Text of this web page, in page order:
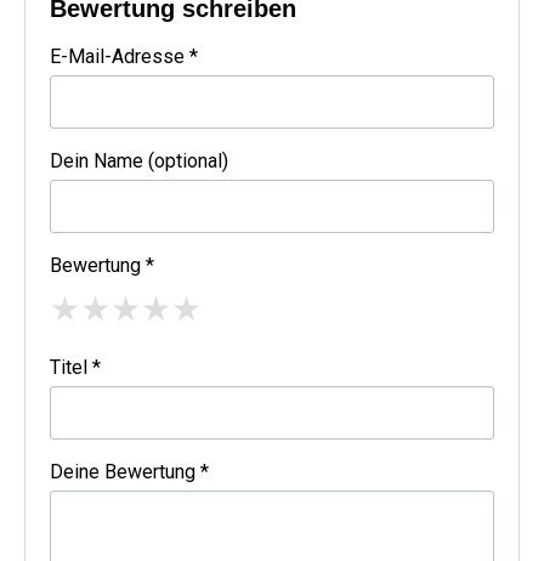
Bewertung schreiben
E-Mail-Adresse *
Dein Name (optional)
Bewertung *
★★★★★
Titel *
Deine Bewertung *